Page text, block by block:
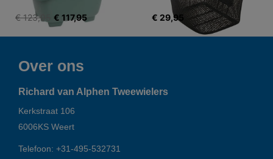
€ 123,95 € 117,95 € 29,95
Over ons
Richard van Alphen Tweewielers
Kerkstraat 106
6006KS Weert
Telefoon: +31-495-532731